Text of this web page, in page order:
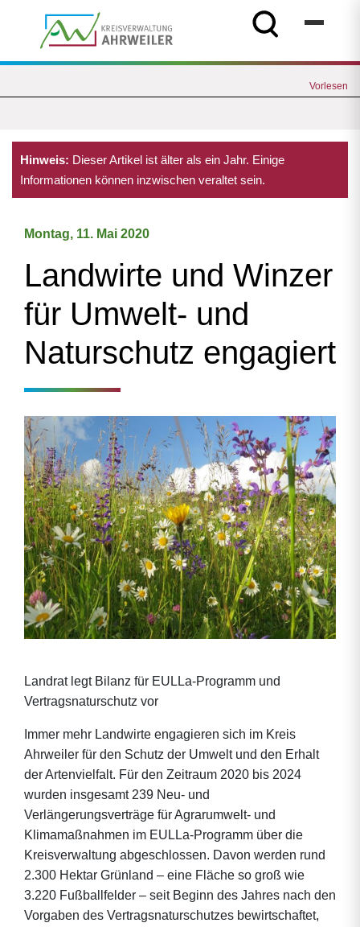
Vorlesen
Hinweis: Dieser Artikel ist älter als ein Jahr. Einige
Informationen können inzwischen veraltet sein.
Montag, 11. Mai 2020
Landwirte und Winzer
für Umwelt- und
Naturschutz engagiert
Landrat legt Bilanz für EULLa-Programm und
Vertragsnaturschutz vor
Immer mehr Landwirte engagieren sich im Kreis
Ahrweiler für den Schutz der Umwelt und den Erhalt
der Artenvielfalt. Für den Zeitraum 2020 bis 2024
wurden insgesamt 239 Neu- und
Verlängerungsverträge für Agrarumwelt- und
Klimamaßnahmen im EULLa-Programm über die
Kreisverwaltung abgeschlossen. Davon werden rund
2.300 Hektar Grünland – eine Fläche so groß wie
3.220 Fußballfelder – seit Beginn des Jahres nach den
Vorgaben des Vertragsnaturschutzes bewirtschaftet,